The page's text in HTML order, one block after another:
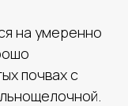
на умеренно
почвах с